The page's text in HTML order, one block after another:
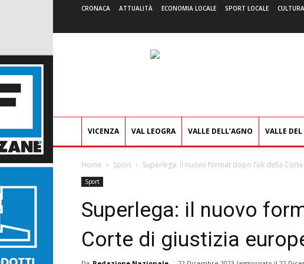
CRONACA ATTUALITÀ ECONOMIA LOCALE SPORT LOCALE
VICENZA VAL LEOGRA VALLE DELL’AGNO VALLE
Home Sport Superlega: il nuovo format dopo l’ok della
Sport
Superlega: il nuovo
Corte di giustizia